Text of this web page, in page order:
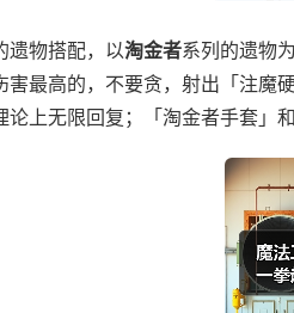
遗物搭配，以淘金者系列的遗物
害最高的，不要贪，射出「注魔
上无限回复；「淘金者手套」